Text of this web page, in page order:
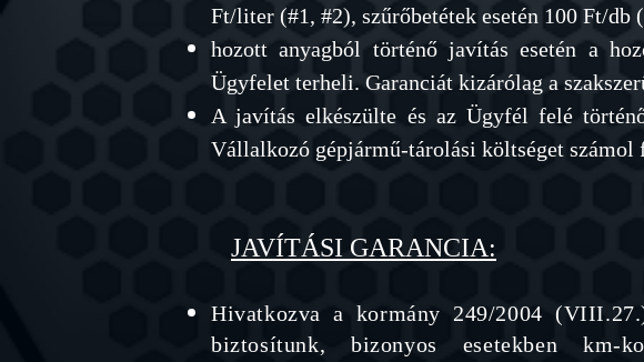
Ft/liter (#1, #2), szűrőbetétek esetén 100 Ft/
hozott anyagból történő javítás esetén a
Ügyfelet terheli. Garanciát kizárólag a
A javítás elkészülte és az Ügyfél felé
Vállalkozó gépjármű-tárolási költséget
JAVÍTÁSI GARANCIA:
Hivatkozva a kormány 249/2004
biztosítunk, bizonyos esetekben km-